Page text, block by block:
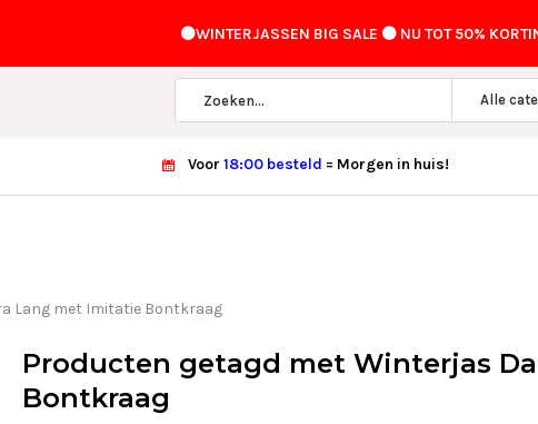
Alle
⚫️WINTERJASSEN BIG SALE ⚫️ NU TOT 50%
Voor 18:00 besteld = Morgen in huis!
Lang met Imitatie Bontkraag
Producten getagd met Winterjas
Bontkraag